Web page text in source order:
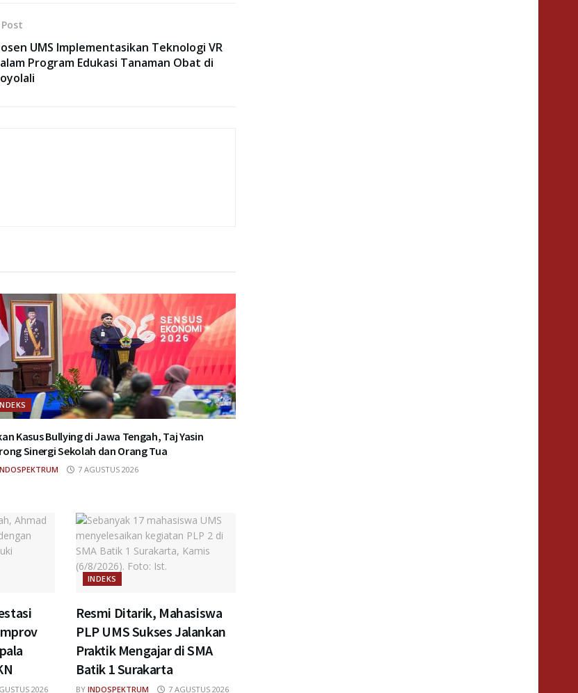
UMS Implementasikan Teknologi VR
Program Edukasi Tanaman Obat di
Kasus Bullying di Jawa Tengah, Taj Yasin
Sinergi Sekolah dan Orang Tua
7 AGUSTUS 2026
2026
INDEKS
Resmi Ditarik, Mahasiswa
PLP UMS Sukses Jalankan
Praktik Mengajar di SMA
Batik 1 Surakarta
BY INDOSPEKTRUM 7 AGUSTUS 2026